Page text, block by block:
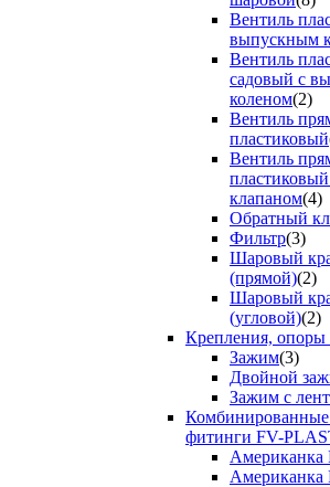
Вентиль
выпускным
Вентиль
садовый с
коленом(2)
Вентиль
пластиковый
Вентиль
клапаном(4)
Обратный
Фильтр(3)
Шаровый
(прямой)(2)
Шаровый
(угловой)(2)
Крепления, опоры
Зажим(3)
Двойной
Зажим с
Комбинированные
фитинги FV-
Американка